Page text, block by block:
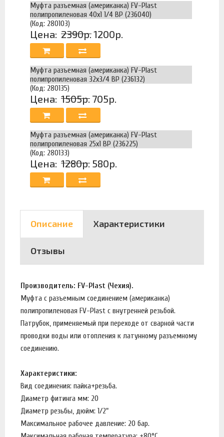
Муфта разъемная (американка) FV-Plast
полипропиленовая 40х1 1/4 ВР (236040)
(Код: 280103)
Цена: 2390р.1200р.
Муфта разъемная (американка) FV-Plast
полипропиленовая 32х3/4 ВР (236132)
(Код: 280135)
Цена: 1505р. 705р.
Муфта разъемная (американка) FV-Plast
полипропиленовая 25х1 ВР (236225)
(Код: 280133)
Цена: 1280р. 580р.
Описание Характеристики
Отзывы
Производитель: FV-Plast (Чехия).
Муфта с разъемным соединением (американка)
полипропиленовая FV-Plast с внутренней резьбой.
Патрубок, применяемый при переходе от сварной части
проводки воды или отопления к латунному разъемному
соединению.
Характеристики:
Вид соединения: пайка+резьба.
Диаметр фитинга мм: 20
Диаметр резьбы, дюйм: 1/2"
Максимальное рабочее давление: 20 бар.